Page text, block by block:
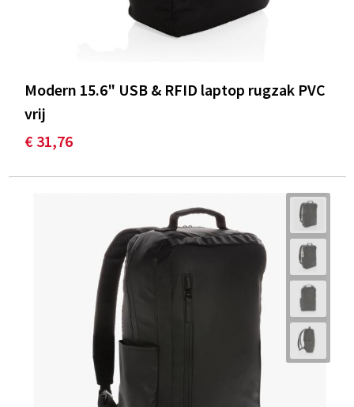
Modern 15.6" USB & RFID laptop rugzak PVC
vrij
€ 31,76